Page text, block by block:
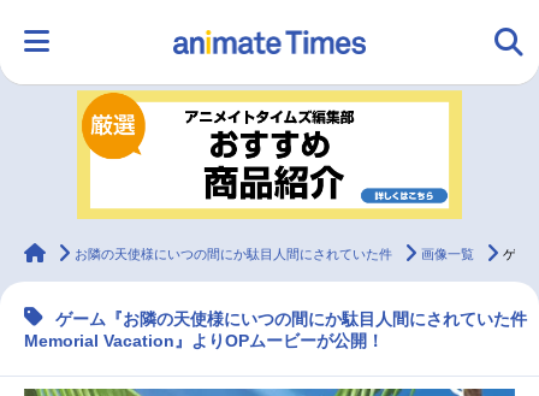
ランキング アニメ
ラジオ
マンガ・ラノベ ゲーム・アプリ 音楽
animateTimes
お隣の天使様にいつの間にか駄目人間にされていた件 画像一覧 ゲーム『お隣の天使様』よりOP動画が解禁！
ゲーム『お隣の天使様にいつの間にか駄目人間にされていた件
Memorial Vacation』よりOPムービーが公開！